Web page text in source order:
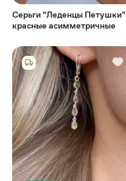
Серьги "Леденцы Петушки"
красные асимметричные